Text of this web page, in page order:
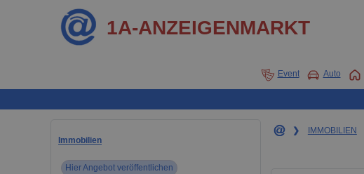
1A-ANZEIGENMARKT
Event Auto
Immobilien
Hier Angebot veröffentlichen
❯ IMMOBILIEN